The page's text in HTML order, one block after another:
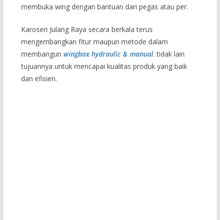
membuka wing dengan bantuan dari pegas atau per.
Karoseri Julang Raya secara berkala terus
mengembangkan fitur maupun metode dalam
membangun wingbox hydraulic & manual. tidak lain
tujuannya untuk mencapai kualitas produk yang baik
dan efisien.